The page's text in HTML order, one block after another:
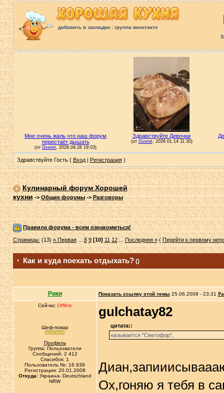
добавить в закладки: группа вконтакте
Здравствуйте Гость ( Вход| Регистрация)
Кулинарный форум Хорошей
кухни->Общие форумы-> Разговоры
Правила форума - всем ознакомиться!
Страницы:(13)« Первая...8 9 [10] 11 12... Последняя »(Перейти к первому
Как и куда поехать отдыхать?()
Рики Показать ссылку этой темы 25.06.2009 - 23:31
Сейчас Offline
Шеф-повар
Профиль
Группа: Пользователи
Сообщений: 2 412
Спасибок: 1
Пользователь №: 16 939
Регистрация: 20.01.2008
Откуда:Украина- Deutschland
NRW
gulchatay82
цитата::
называется "Светофор",
Ох,гоняю я тебя в